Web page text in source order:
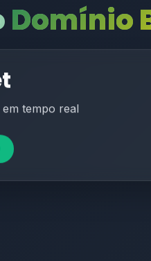
Domínio
tempo real